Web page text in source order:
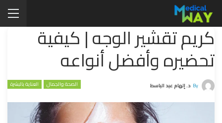
كريم تقشير الوجه | كيفية
تحضيره وأفضل أنواعه
الصحة والجمال العناية بالبشرة By د. إلهام عبد الباسط